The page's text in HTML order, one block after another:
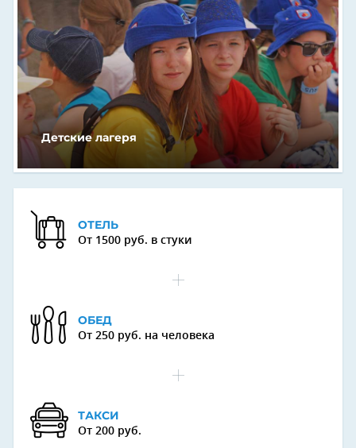
Детские лагеря
ОТЕЛЬ
От 1500 руб. в стуки
ОБЕД
От 250 руб. на человека
ТАКСИ
От 200 руб.